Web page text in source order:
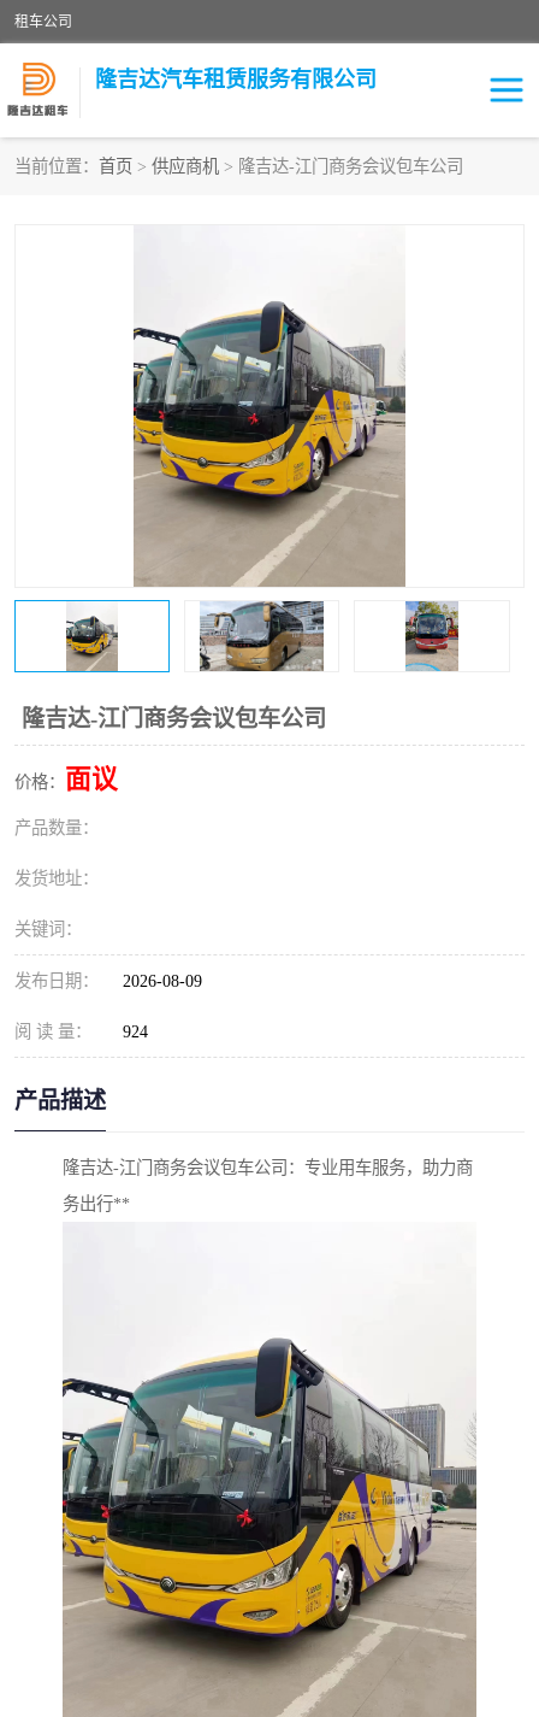
租车公司
隆吉达汽车租赁服务有限公司
当前位置： 首页 > 供应商机 > 隆吉达-江门商务会议包车公司
隆吉达-江门商务会议包车公司
价格： 面议
产品数量：
发货地址：
关键词：
发布日期： 2026-08-09
阅 读 量： 924
产品描述
隆吉达-江门商务会议包车公司：专业用车服务，助力商
务出行**